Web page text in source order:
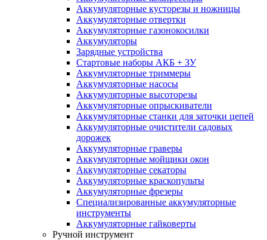
Аккумуляторные кусторезы и ножницы
Аккумуляторные отвертки
Аккумуляторные газонокосилки
Аккумуляторы
Зарядные устройства
Стартовые наборы АКБ + ЗУ
Аккумуляторные триммеры
Аккумуляторные насосы
Аккумуляторные высоторезы
Аккумуляторные опрыскиватели
Аккумуляторные станки для заточки цепей
Аккумуляторные очистители садовых
дорожек
Аккумуляторные граверы
Аккумуляторные мойщики окон
Аккумуляторные секаторы
Аккумуляторные краскопульты
Аккумуляторные фрезеры
Специализированные аккумуляторные
инструменты
Аккумуляторные гайковерты
Ручной инструмент